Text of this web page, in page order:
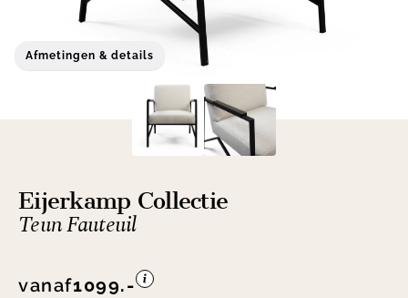
Afmetingen & details
Eijerkamp Collectie
Teun Fauteuil
vanaf1099.-